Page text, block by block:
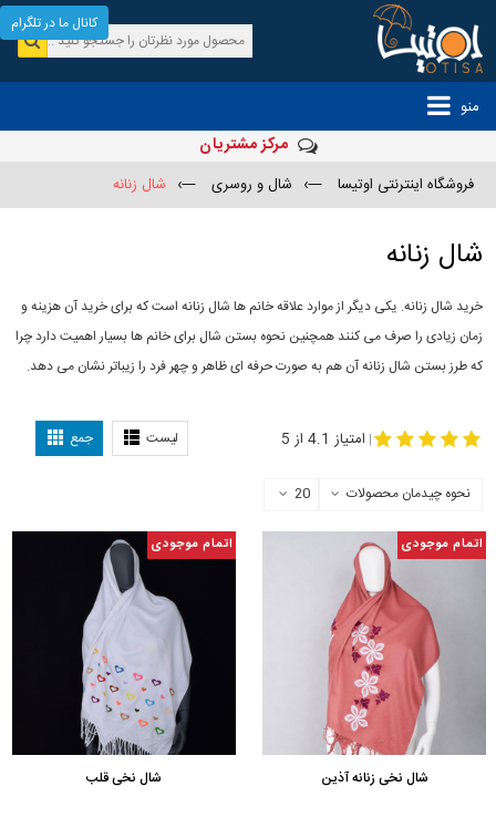
منو
مرکز مشتریان
فروشگاه اینترنتی اوتیسا —› شال و روسری —› شال زنانه
شال زنانه
خرید شال زنانه. یکی دیگر از موارد علاقه خانم ها شال زنانه است که برای خرید آن هزینه و
زمان زیادی را صرف می کنند همچنین نحوه بستن شال برای خانم ها بسیار اهمیت دارد چرا
که طرز بستن شال زنانه آن هم به صورت حرفه ای ظاهر و چهر فرد را زیباتر نشان می دهد.
لیست جمع | امتیاز 4.1 از 5
نحوه چیدمان محصولات 20
اتمام موجودی
شال نخی زنانه آذین
اتمام موجودی
شال نخی قلب
کانال ما در تلگرام